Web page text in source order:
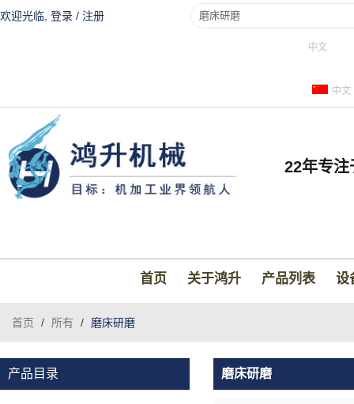
欢迎光临, 登录 / 注册
中文
中文
22年专注
首页 关于鸿升 产品列表 设
首页 / 所有 / 磨床研磨
产品目录 磨床研磨